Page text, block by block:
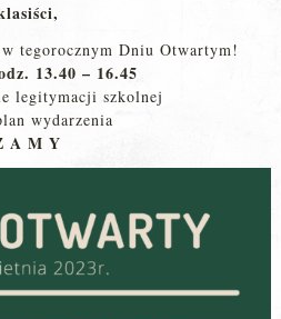
w tegorocznym Dniu Otwartym!
13.40 – 16.45
legitymacji szkolnej
wydarzenia
A M Y